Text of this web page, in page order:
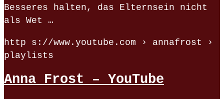
Besseres halten, das Elternsein nicht
als Wet …
http s://www.youtube.com › annafrost ›
playlists
Anna Frost – YouTube